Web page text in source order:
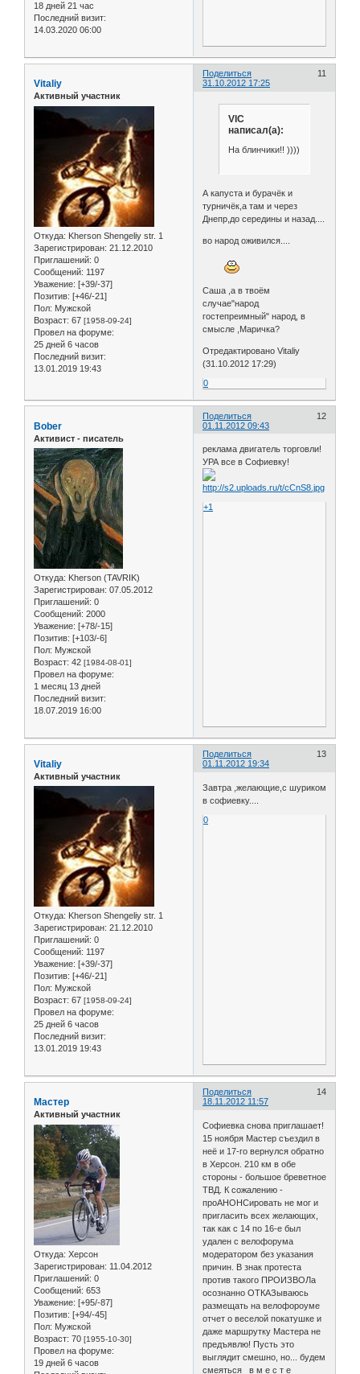
18 дней 21 час
Последний визит:
14.03.2020 06:00
Поделиться
11
31.10.2012 17:25
Vitaliy
Активный участник
Откуда: Kherson Shengeliy str. 1
Зарегистрирован: 21.12.2010
Приглашений: 0
Сообщений: 1197
Уважение: [+39/-37]
Позитив: [+46/-21]
Пол: Мужской
Возраст: 67 [1958-09-24]
Провел на форуме:
25 дней 6 часов
Последний визит:
13.01.2019 19:43
VIC
написал(а):
На блинчики!! ))))
А капуста и бурачёк и
турничёк,а там и через
Днепр,до середины и назад....
во народ оживился....
Саша ,а в твоём
случае"народ
гостепреимный" народ, в
смысле ,Маричка?
Отредактировано Vitaliy
(31.10.2012 17:29)
0
Поделиться
12
01.11.2012 09:43
Bober
Активист - писатель
Откуда: Kherson (TAVRIK)
Зарегистрирован: 07.05.2012
Приглашений: 0
Сообщений: 2000
Уважение: [+78/-15]
Позитив: [+103/-6]
Пол: Мужской
Возраст: 42 [1984-08-01]
Провел на форуме:
1 месяц 13 дней
Последний визит:
18.07.2019 16:00
реклама двигатель торговли!
УРА все в Софиевку!
+1
Поделиться
13
01.11.2012 19:34
Vitaliy
Активный участник
Откуда: Kherson Shengeliy str. 1
Зарегистрирован: 21.12.2010
Приглашений: 0
Сообщений: 1197
Уважение: [+39/-37]
Позитив: [+46/-21]
Пол: Мужской
Возраст: 67 [1958-09-24]
Провел на форуме:
25 дней 6 часов
Последний визит:
13.01.2019 19:43
Завтра ,желающие,с шуриком
в софиевку....
0
Поделиться
14
18.11.2012 11:57
Мастер
Активный участник
Откуда: Херсон
Зарегистрирован: 11.04.2012
Приглашений: 0
Сообщений: 653
Уважение: [+95/-87]
Позитив: [+94/-45]
Пол: Мужской
Возраст: 70 [1955-10-30]
Провел на форуме:
19 дней 6 часов
Софиевка снова приглашает!
15 ноября Мастер съездил в
неё и 17-го вернулся обратно
в Херсон. 210 км в обе
стороны - большое бреветное
ТВД. К сожалению -
проАНОНСировать не мог и
пригласить всех желающих,
так как с 14 по 16-е был
удален с велофорума
модератором без указания
причин. В знак протеста
против такого ПРОИЗВОЛа
осознанно ОТКАЗываюсь
размещать на велофороуме
отчет о веселой покатушке и
даже маршрутку Мастера не
предъявлю! Пусть это
выглядит смешно, но... будем
смеяться в м е с т е